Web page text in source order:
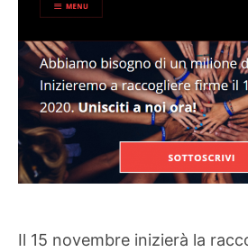
Il 15 novembre inizierà la